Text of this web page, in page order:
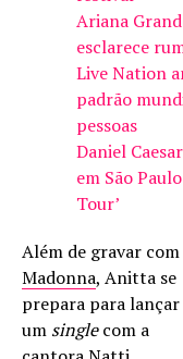
Ariana
esclarece
Live Nation
padrão
pessoas
Daniel
em São
Tour’
Além de gravar com
Madonna, Anitta se
prepara para lançar
um singlecom a